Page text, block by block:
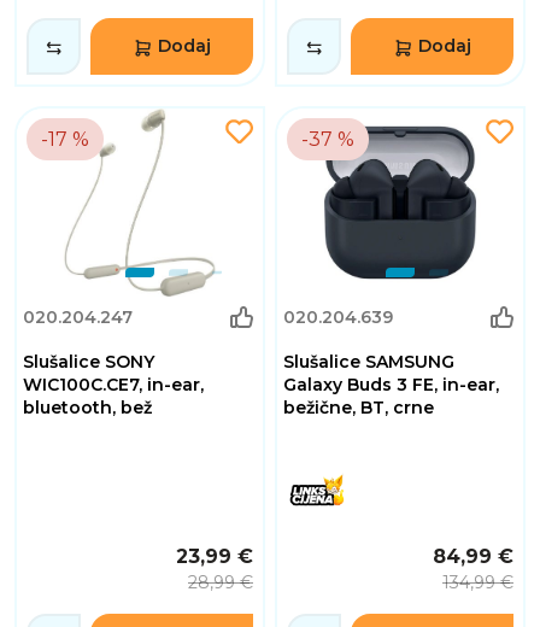
Dodaj Dodaj
-17 %
020.204.247
Slušalice SONY
WIC100C.CE7, in-ear,
bluetooth, bež
23,99 €
28,99 €
-37 %
020.204.639
Slušalice SAMSUNG
Galaxy Buds 3 FE, in-ear,
bežične, BT, crne
84,99 €
134,99 €